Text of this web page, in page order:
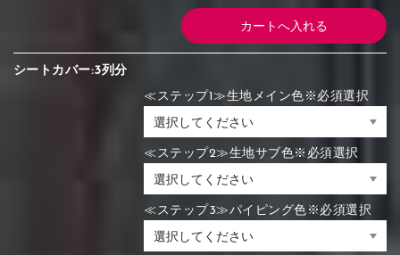
シートカバー:3列分
≪ステップ1≫生地メイン色※必須選択
≪ステップ2≫生地サブ色※必須選択
≪ステップ3≫パイピング色※必須選択